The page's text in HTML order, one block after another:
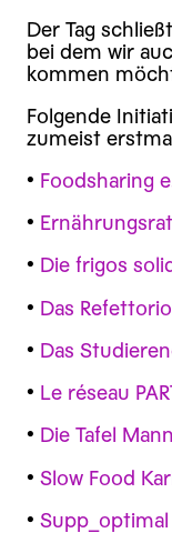
Der Tag
bei dem wir
kommen
Folgende
zumeist
• Foodsharing
•
• Die frigos
• Das
• Das
• Le réseau
• Die Tafel
• Slow Food
• Supp_optimal